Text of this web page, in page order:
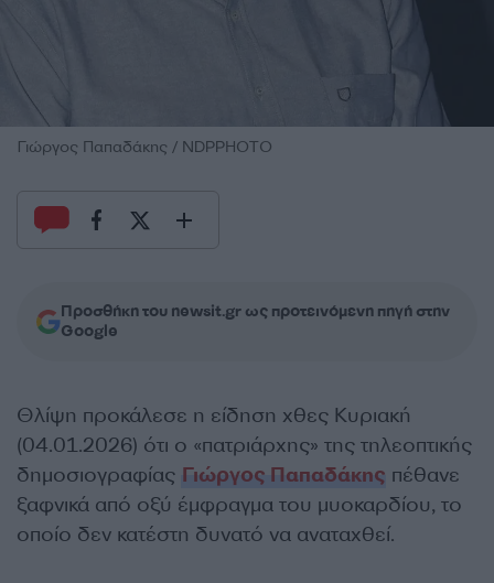
Γιώργος Παπαδάκης / NDPPHOTO
Προσθήκη του newsit.gr ως προτεινόμενη πηγή στην
Google
Θλίψη προκάλεσε η είδηση χθες Κυριακή
(04.01.2026) ότι ο «πατριάρχης» της τηλεοπτικής
δημοσιογραφίας Γιώργος Παπαδάκης πέθανε
ξαφνικά από οξύ έμφραγμα του μυοκαρδίου, το
οποίο δεν κατέστη δυνατό να αναταχθεί.